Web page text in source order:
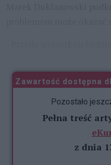
Zawartość dostępna
Pozostało
Pełna treść
z dnia